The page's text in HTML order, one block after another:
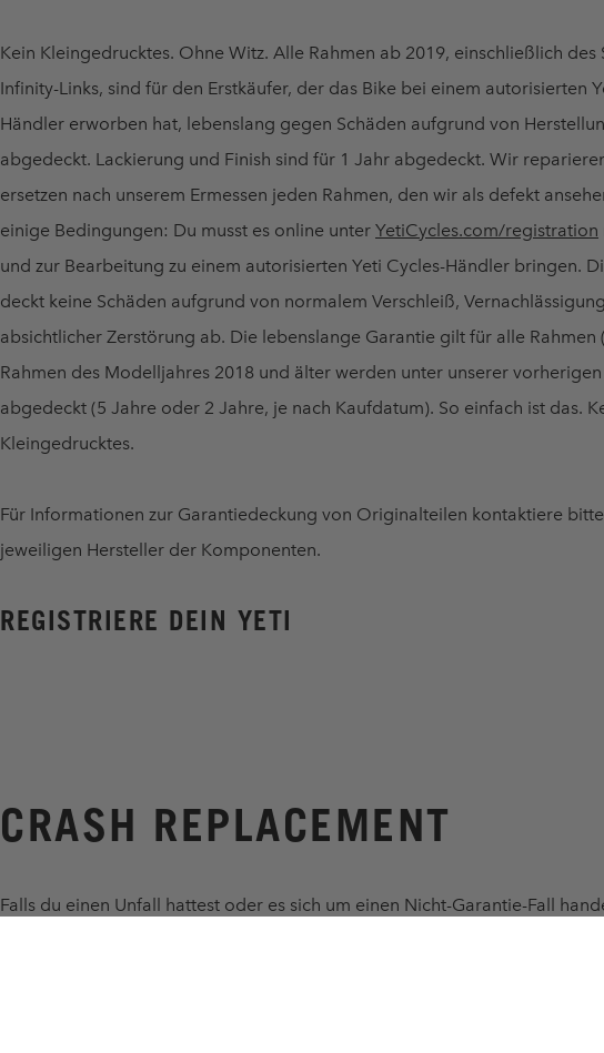
Kein Kleingedrucktes. Ohne Witz. Alle Rahmen ab 2019, einschließlich des
Infinity-Links, sind für den Erstkäufer, der das Bike bei einem autorisierten
Händler erworben hat, lebenslang gegen Schäden aufgrund von
abgedeckt. Lackierung und Finish sind für 1 Jahr abgedeckt. Wir
ersetzen nach unserem Ermessen jeden Rahmen, den wir als defekt
einige Bedingungen: Du musst es online unter YetiCycles.com/registration
und zur Bearbeitung zu einem autorisierten Yeti Cycles-Händler bringen.
deckt keine Schäden aufgrund von normalem Verschleiß,
absichtlicher Zerstörung ab. Die lebenslange Garantie gilt für alle Rahmen
Rahmen des Modelljahres 2018 und älter werden unter unserer
abgedeckt (5 Jahre oder 2 Jahre, je nach Kaufdatum). So einfach ist das.
Kleingedrucktes.
Für Informationen zur Garantiedeckung von Originalteilen kontaktiere
jeweiligen Hersteller der Komponenten.
REGISTRIERE DEIN YETI
CRASH REPLACEMENT
Falls du einen Unfall hattest oder es sich um einen Nicht-Garantie-Fall